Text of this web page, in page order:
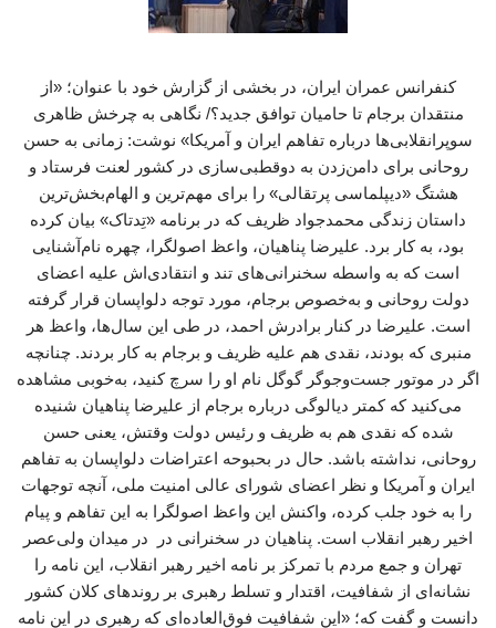
کنفرانس عمران ایران، در بخشی از گزارش خود با عنوان؛ «از
منتقدان برجام تا حامیان توافق جدید؟/ نگاهی به چرخش ظاهری
سوپرانقلابی‌ها درباره تفاهم ایران و آمریکا» نوشت: زمانی به حسن
روحانی برای دامن‌زدن به دوقطبی‌سازی در کشور لعنت فرستاد و
هشتگ «دیپلماسی پرتقالی» را برای مهم‌ترین و الهام‌بخش‌ترین
داستان زندگی‌ محمدجواد ظریف که در برنامه «تِدتاک» بیان کرده
بود، به کار برد. علیرضا پناهیان، واعظ اصولگرا، چهره نام‌آشنایی
است که به واسطه سخنرانی‌های تند و انتقادی‌اش علیه اعضای
دولت روحانی و به‌خصوص برجام، مورد توجه دلواپسان قرار گرفته
است. علیرضا در کنار برادرش احمد، در طی این سال‌ها، واعظ هر
منبری که بودند، نقدی هم علیه ظریف و برجام به کار بردند. چنانچه
اگر در موتور جست‌وجوگر گوگل نام او را سرچ کنید، به‌خوبی مشاهده
می‌کنید که کمتر دیالوگی درباره برجام از علیرضا پناهیان شنیده
شده که نقدی هم به ظریف و رئیس دولت وقتش، یعنی حسن
روحانی، نداشته باشد. حال در بحبوحه اعتراضات دلواپسان به تفاهم
ایران و آمریکا و نظر اعضای شورای عالی امنیت ملی، آنچه توجهات
را به خود جلب کرده، واکنش این واعظ اصولگرا به این تفاهم و پیام
اخیر رهبر انقلاب است. پناهیان در سخنرانی در در میدان ولی‌عصر
تهران و جمع مردم با تمرکز بر نامه اخیر رهبر انقلاب، این نامه را
نشانه‌ای از شفافیت، اقتدار و تسلط رهبری بر روندهای کلان کشور
دانست و گفت که؛ «این شفافیت فوق‌العاده‌ای که رهبری در این نامه